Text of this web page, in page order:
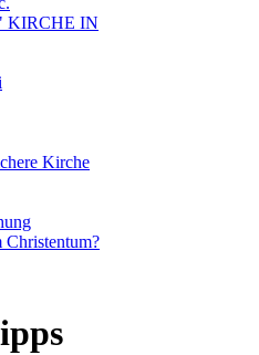
KIRCHE IN
Kirche
Christentum?